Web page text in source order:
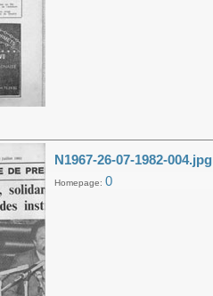
N1967-26-07-1982-004.jpg
Homepage: 0